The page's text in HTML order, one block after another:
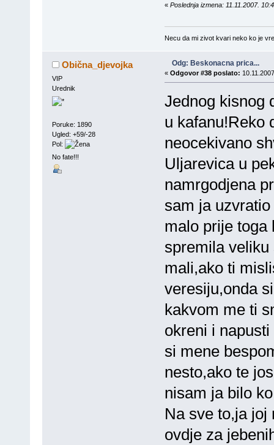
« Poslednja izmena: 11.11.2007.
Necu da mi zivot kvari neko ko je
Obična_djevojka
VIP
Urednik
Poruke: 1890
Ugled: +59/-28
Pol:
No fate!!!
Odg: Beskonacna prica...
« Odgovor #38 poslato:
Jednog kisnog
u kafanu!Reko
neocekivano
Uljarevica u
namrgodjena
sam ja
malo prije toga
spremila
mali,ako ti
veresiju,onda
kakvom me ti
okreni i
si mene
nesto,ako te
nisam ja bilo
Na sve to,ja joj
ovdje za